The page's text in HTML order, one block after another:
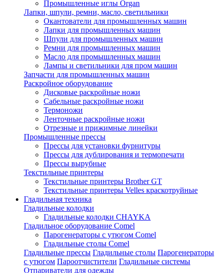
Промышленные иглы Organ
Лапки, шпули, ремни, масло, светильники
Окантователи для промышленных машин
Лапки для промышленных машин
Шпули для промышленных машин
Ремни для промышленных машин
Масло для промышленных машин
Лампы и светильники для пром машин
Запчасти для промышленных машин
Раскройное оборудование
Дисковые раскройные ножи
Сабельные раскройные ножи
Термоножи
Ленточные раскройные ножи
Отрезные и прижимные линейки
Промышленные прессы
Прессы для установки фурнитуры
Прессы для дублирования и термопечати
Прессы вырубные
Текстильные принтеры
Текстильные принтеры Brother GT
Текстильные принтеры Velles краскотруйные
Гладильная техника
Гладильные колодки
Гладильные колодки CHAYKA
Гладильное оборудование Comel
Парогенераторы с утюгом Comel
Гладильные столы Comel
Гладильные прессы Гладильные столы Парогенераторы
с утюгом Пароотчистители Гладильные системы
Отпариватели для одежды